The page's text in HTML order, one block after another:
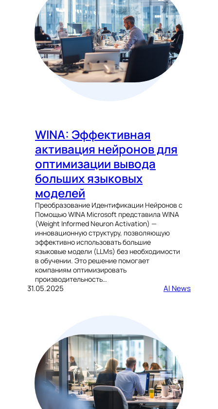
WINA: Эффективная
активация нейронов для
оптимизации вывода
больших языковых
моделей
Преобразование Идентификации Нейронов с
Помощью WINA Microsoft представила WINA
(Weight Informed Neuron Activation) —
инновационную структуру, позволяющую
эффективно использовать большие
языковые модели (LLMs) без необходимости
в обучении. Это решение помогает
компаниям оптимизировать
производительность…
31.05.2025 AI News